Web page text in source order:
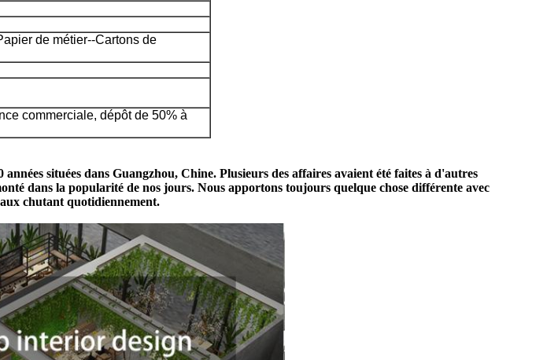
de métier--Cartons de
commerciale, dépôt de 50% à
situées dans Guangzhou, Chine. Plusieurs des affaires avaient été faites à d'autres
dans la popularité de nos jours. Nous apportons toujours quelque chose différente avec
chutant quotidiennement.